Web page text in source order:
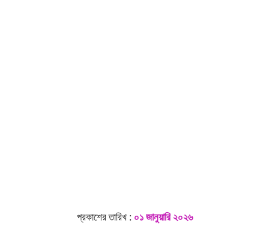
প্রকাশের তারিখ : ০১ জানুয়ারি ২০২৬